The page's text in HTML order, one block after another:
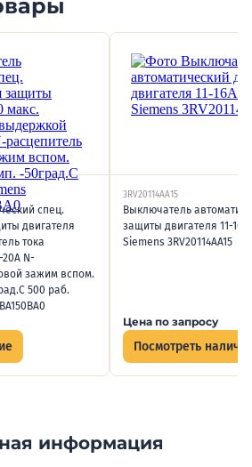
спец.
двигателя
тока
N-
зажим вспом.
500 раб.
3RV20114AA15
Выключатель
защиты двигателя 11-16А
Siemens 3RV20114AA15
Цена по запросу
Посмотреть
информация